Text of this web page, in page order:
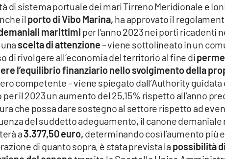
di sistema portuale dei mari Tirreno Meridionale e
il porto di Vibo Marina, ha approvato il
marittimi per l’anno 2023 nei porti ricadenti
scelta di attenzione– viene sottolineato in un
di rivolgere all’economia del territorio al fine di
l’equilibrio finanziario nello svolgimento della
competente – viene spiegato dall’Authority guidata
il 2023 un aumento del 25,15% rispetto all’anno
che possa dare sostegno al settore rispetto ad
del suddetto adeguamento, il canone demaniale
a3.377,50 euro, determinando così l’aumento più
di quanto sopra, è stata prevista la possibilità